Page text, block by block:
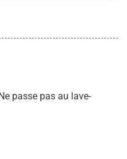
passe pas au lave-